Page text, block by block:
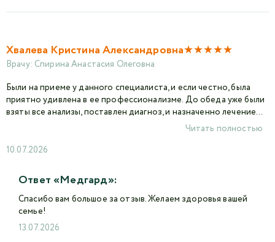
Хвалева Кристина Александровна★★★★★
Врачу: Спирина Анастасия Олеговна
Были на приеме у данного специалиста, и если честно, была
приятно удивлена в ее профессионализме. До обеда уже были
взяты все анализы, поставлен диагноз, и назначенно лечение...
10.07.2026
Читать полностью
Ответ «Медгард»:
Спасибо вам большое за отзыв. Желаем здоровья вашей
семье!
13.07.2026